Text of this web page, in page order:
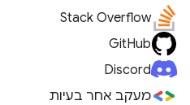
Stack Overflow
GitHub
Discord
מעקב אחר בעיות